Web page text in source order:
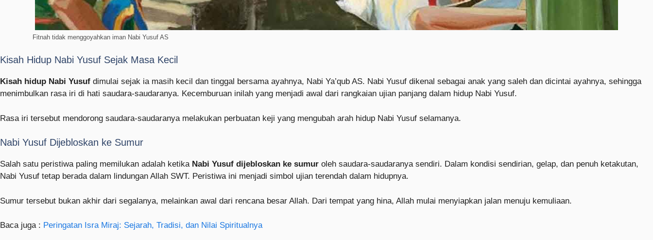
Fitnah tidak menggoyahkan iman Nabi Yusuf AS
Kisah Hidup Nabi Yusuf Sejak Masa Kecil
Kisah hidup Nabi Yusuf dimulai sejak ia masih kecil dan tinggal bersama ayahnya, Nabi Ya’qub AS. Nabi Yusuf dikenal sebagai anak yang saleh dan dicintai ayahnya, sehingga
menimbulkan rasa iri di hati saudara-saudaranya. Kecemburuan inilah yang menjadi awal dari rangkaian ujian panjang dalam hidup Nabi Yusuf.
Rasa iri tersebut mendorong saudara-saudaranya melakukan perbuatan keji yang mengubah arah hidup Nabi Yusuf selamanya.
Nabi Yusuf Dijebloskan ke Sumur
Salah satu peristiwa paling memilukan adalah ketika Nabi Yusuf dijebloskan ke sumur oleh saudara-saudaranya sendiri. Dalam kondisi sendirian, gelap, dan penuh ketakutan,
Nabi Yusuf tetap berada dalam lindungan Allah SWT. Peristiwa ini menjadi simbol ujian terendah dalam hidupnya.
Sumur tersebut bukan akhir dari segalanya, melainkan awal dari rencana besar Allah. Dari tempat yang hina, Allah mulai menyiapkan jalan menuju kemuliaan.
Baca juga : Peringatan Isra Miraj: Sejarah, Tradisi, dan Nilai Spiritualnya